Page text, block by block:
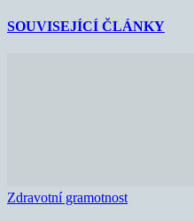
SOUVISEJÍCÍ ČLÁNKY
Zdravotní gramotnost